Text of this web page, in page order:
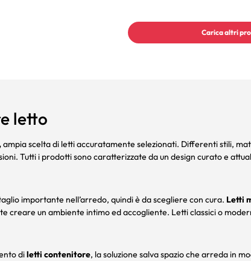
Carica altri
letto
ampia scelta di letti accuratamente selezionati. Differenti stili,
Tutti i prodotti sono caratterizzate da un design curato e
importante nell’arredo, quindi è da scegliere con cura. Letti
creare un ambiente intimo ed accogliente. Letti classici o
diletti contenitore, la soluzione salva spazio che arreda in